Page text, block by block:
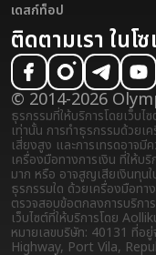
เดสก์ท็อป
ติดตามเรา ในโ
© 2014-2026
ธุรกรรมที่ให้บริการโดยเว็บไ
เท่านั้น การทำธุรกรรมด้วยเ
เสี่ยงสูง และการเทรดอาจ
เครื่องมือทางการเงิน ที่ให้บ
มาก หรือ อาจสูญเสียเงินทุ
ธุรกรรมใด ด้วยเครื่องมือทา
ตรวจสอบข้อตกลงการบริกา
เว็บไซต์ที่ให้บริการโดย
หมายเลขบริษัท: 40131 ที่อ
Highway, Port Vila,